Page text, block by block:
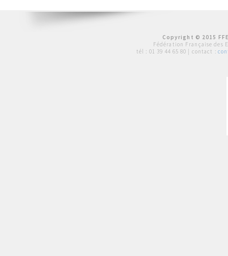
Copyright © 2015
Fédération Française des
tél : 01 39 44 65 80 | contact :